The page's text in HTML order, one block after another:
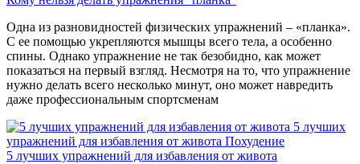
Одна из разновидностей физических упражнений – «планка».
С ее помощью укрепляются мышцы всего тела, а особенно
спины. Однако упражнение не так безобидно, как может
показаться на первый взгляд. Несмотря на то, что упражнение
нужно делать всего несколько минут, оно может навредить
даже профессиональным спортсменам
5 лучших
упражнений для избавления от живота Похудение
5 лучших упражнений для избавления от живота